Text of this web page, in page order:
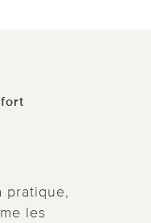
pratique,
les